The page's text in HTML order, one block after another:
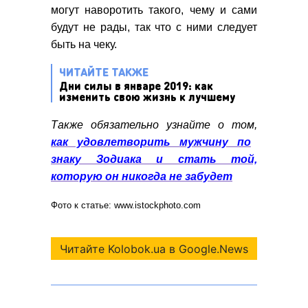
могут наворотить такого, чему и сами
будут не рады, так что с ними следует
быть на чеку.
ЧИТАЙТЕ ТАКЖЕ
Дни силы в январе 2019: как
изменить свою жизнь к лучшему
Также обязательно узнайте о том,
как удовлетворить мужчину по
знаку Зодиака и стать той,
которую он никогда не забудет
Фото к статье: www.istockphoto.com
Читайте Kolobok.ua в Google.News